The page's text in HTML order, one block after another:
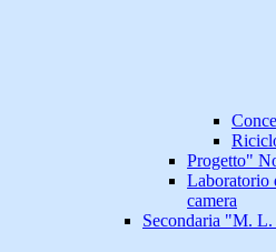
Progetto"
Laboratorio
camera
Secondaria "M.